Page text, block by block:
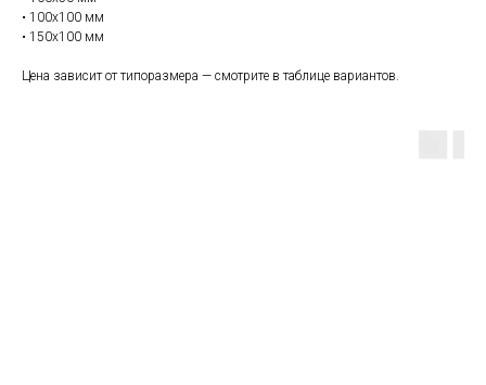
• 100х100 мм
• 150х100 мм
Цена зависит от типоразмера — смотрите в таблице вариантов.